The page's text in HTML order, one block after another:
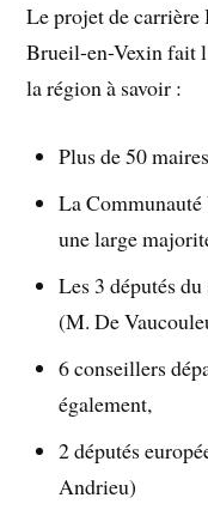
Le projet de
Brueil-en-Vexin fait
la région à savoir :
Plus de 50
La Communauté
une large
Les 3 députés
(M. De
6 conseillers
également,
2 députés
Andrieu)